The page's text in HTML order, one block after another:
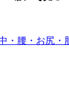
・腰・お尻・